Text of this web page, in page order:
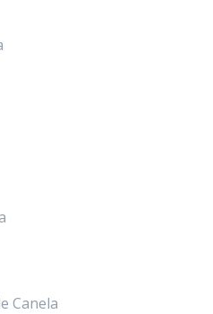
Canela